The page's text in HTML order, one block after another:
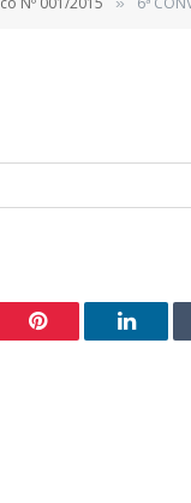
Pinterest